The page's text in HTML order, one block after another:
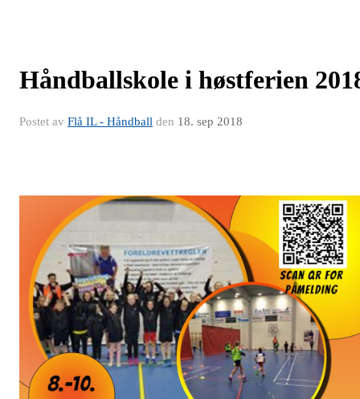
Håndballskole i høstferien
Postet av Flå IL - Håndball den 18. sep 2018